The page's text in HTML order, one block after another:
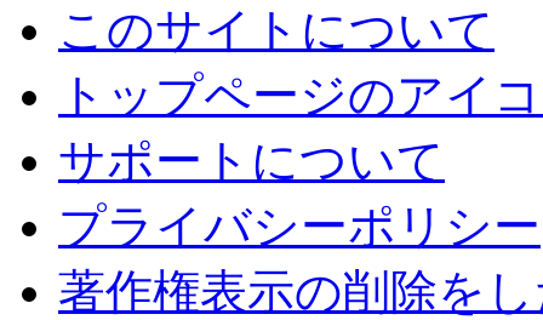
このサイトについて
トップページのアイ
サポートについて
プライバシーポリシー
著作権表示の削除を